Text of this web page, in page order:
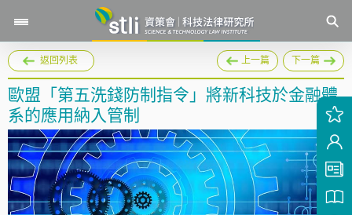
返回列表 上一篇 下一篇
歐盟「第五洗錢防制指令」將新科技於金融體
系的應用納入管制